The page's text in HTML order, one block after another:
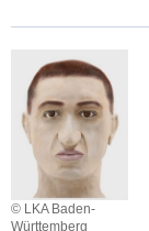
n
g
e
n
e
g
e
n
t
e
T
o
e
i
b
e
a
n
n
© LKA Baden-
Württemberg